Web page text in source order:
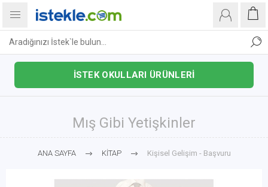
İSTEK OKULLARI ÜRÜNLERİ
Mış Gibi Yetişkinler
ANA SAYFA KİTAP Kişisel Gelişim - Başvuru